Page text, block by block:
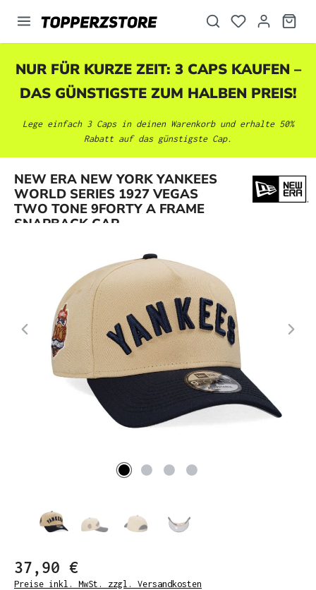
springen
NUR FÜR KURZE ZEIT: 3 CAPS KAUFEN –
DAS GÜNSTIGSTE ZUM HALBEN PREIS!
Lege einfach 3 Caps in deinen Warenkorb und erhalte 50%
Rabatt auf das günstigste Cap.
NEW ERA NEW YORK YANKEES
WORLD SERIES 1927 VEGAS
TWO TONE 9FORTY A FRAME
SNAPBACK CAP
Bildergalerie überspringen
37,90 €
Preise inkl. MwSt. zzgl. Versandkosten